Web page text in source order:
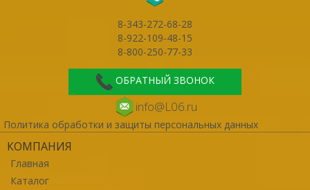
8-343-272-68-28
8-922-109-48-15
8-800-250-77-33
ОБРАТНЫЙ ЗВОНОК
info@L06.ru
Политика обработки и защиты персональных данных
КОМПАНИЯ
Главная
Каталог